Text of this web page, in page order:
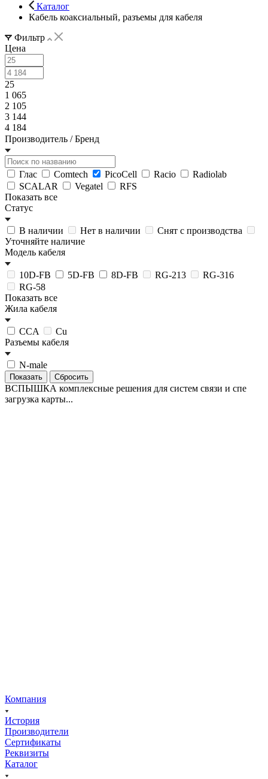
Каталог
Кабель коаксиальный, разъемы для кабеля
Фильтр
Цена
25
1 065
2 105
3 144
4 184
Производитель / Бренд
Глас Comtech PicoCell Racio
Radiolab
SCALAR
Vegatel
RFS
Показать все
Статус
В наличии Нет в наличии
Снят с производства
Уточняйте наличие
Модель кабеля
10D-FB 5D-FB 8D-FB RG-213
RG-316
RG-58
Показать все
Жила кабеля
CCA
Cu
Разъемы кабеля
N-male
Сбросить
ВСПЫШКА комплексные решения для систем связи и спе
загрузка карты...
Компания
История
Производители
Сертификаты
Реквизиты
Каталог